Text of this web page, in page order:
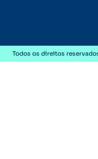
Todos os direitos